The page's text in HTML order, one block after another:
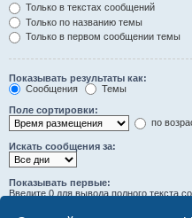
Только в текстах сообщений
Только по названию темы
Только в первом сообщении темы
Показывать результаты как:
Сообщения
Темы
Поле сортировки:
по
Искать сообщения за:
Показывать первые:
Введите 0 для вывода полного текста